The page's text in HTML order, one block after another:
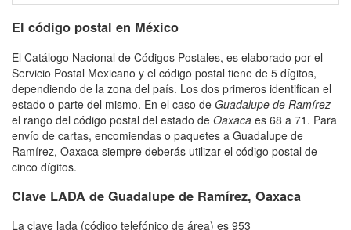
El código postal en México
El Catálogo Nacional de Códigos Postales, es elaborado por el
Servicio Postal Mexicano y el código postal tiene de 5 dígitos,
dependiendo de la zona del país. Los dos primeros identifican el
estado o parte del mismo. En el caso de Guadalupe de Ramírez
el rango del código postal del estado de Oaxaca es 68 a 71. Para
envío de cartas, encomiendas o paquetes a Guadalupe de
Ramírez, Oaxaca siempre deberás utilizar el código postal de
cinco dígitos.
Clave LADA de Guadalupe de Ramírez, Oaxaca
La clave lada (código telefónico de área) es 953